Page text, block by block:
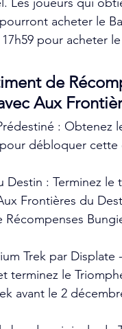
acheter le
pour acheter
de
Aux
: Obtenez
débloquer
: Terminez
Frontières du
Trek par
terminez le
avant le 2